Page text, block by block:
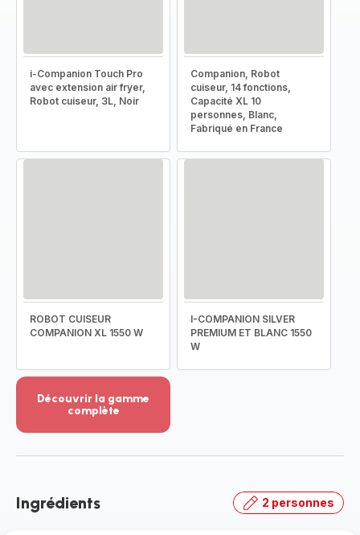
i-Companion Touch Pro
avec extension air fryer,
Robot cuiseur, 3L, Noir
Companion, Robot
cuiseur, 14 fonctions,
Capacité XL 10
personnes, Blanc,
Fabriqué en France
ROBOT CUISEUR
COMPANION XL 1550 W
I-COMPANION SILVER
PREMIUM ET BLANC 1550
W
Découvrir la gamme
complète
-
gamme
Ingrédients 2 personnes